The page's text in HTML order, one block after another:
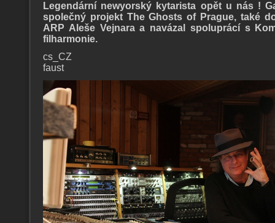
Legendární newyorský kytarista opět u nás !
společný projekt The Ghosts of Prague, také
ARP Aleše Vejnara a navázal spoluprácí s
filharmonie.
cs_CZ
faust